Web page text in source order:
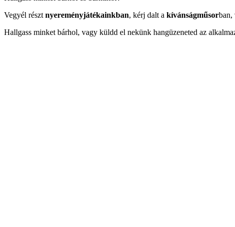
Vegyél részt nyereményjátékainkban, kérj dalt a kívánságműsorban,
Hallgass minket bárhol, vagy küldd el nekünk hangüzeneted az